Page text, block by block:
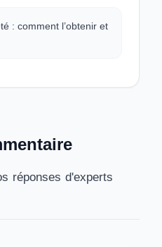
: comment l’obtenir et
réponses d'experts